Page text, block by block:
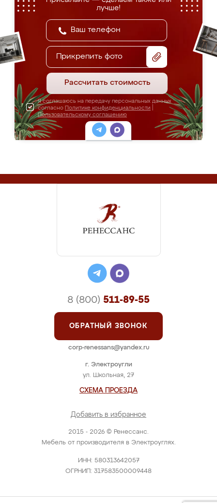
лучше!
Прикрепить фото
Рассчитать стоимость
Я соглашаюсь на передачу персональных данных
согласно Политике конфиденциальности
Пользовательскому соглашению
2015 - 2026 © Ренессанс.
Мебель от производителя в Электроуглях.
ИНН: 580313642057
ОГРНИП: 317583500009448
г. Электроугли
ул. Школьная, 27
СХЕМА ПРОЕЗДА
Добавить в избранное
8 (800) 511-89-55
ОБРАТНЫЙ ЗВОНОК
corp-renessans@yandex.ru